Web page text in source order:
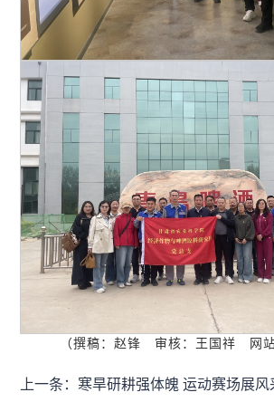
（撰稿：赵锋 审核：王国祥 网
上一条：寒旱研耕强体魄 运动赛场展风